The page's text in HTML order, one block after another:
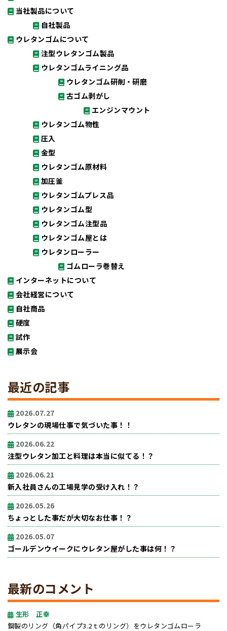
当社製品について
自社製品
ウレタンゴムについて
注型ウレタンゴム製品
ウレタンゴムライニング品
ウレタンゴム研削・研磨
古ゴム剥がし
エンジンマウント
ウレタンゴム物性
圧入
金型
ウレタンゴム原材料
加圧釜
ウレタンゴムプレス品
ウレタンゴム型
ウレタンゴム注型品
ウレタンゴム屋とは
ウレタンローラー
ゴムローラ巻替え
インターネットについて
会社経営について
自社商品
硬度
試作
展示会
最近の記事
2026.07.27
ウレタンの現場仕事で気づいた事！！
2026.06.22
注型ウレタン加工と料理は本当に似てる！？
2026.06.21
新入社員さんの工場見学の受け入れ！？
2026.05.26
ちょっとした事だが大切なお仕事！？
2026.05.07
ゴールデンウイークにウレタン屋がした事は何！？
最新のコメント
生形 正幸
鋼製のリング（角パイプ3.2ｔのリング）をウレタンゴムローラ